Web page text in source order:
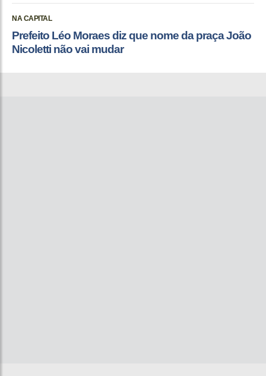
NA CAPITAL
Prefeito Léo Moraes diz que nome da praça João
Nicoletti não vai mudar